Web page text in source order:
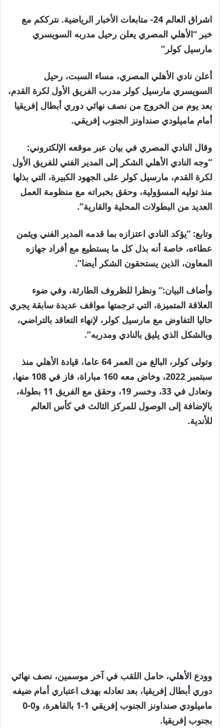
اشراق العالم 24- متابعات الأخبار الرياضية. نترككم مع
خبر “الأهلي المصري يعلن رحيل مدربه السويسري
مارسيل كولر”
أعلن نادي الأهلي المصري، مساء السبت، رحيل
السويسري مارسيل كولر مدرب الفريق الأول لكرة القدم،
بعد يوم من الخروج من نصف نهائي دوري أبطال إفريقيا
أمام ماميلودي صنداونز الجنوب إفريقي.
وقال النادي المصري في بيان عبر موقعه الإلكتروني:
“وجه النادي الأهلي الشكر إلى المدير الفني للفريق الأول
لكرة القدم، مارسيل كولر على الجهود الكبيرة، التي بذلها
منذ توليه المسؤولية، وحقق بخبراته مع منظومة العمل
العديد من البطولات المحلية والقارية”.
وتابع: “يؤكد النادي اعتزازه بما قدمه المدير الفني ويثمن
عطاءه، خاصة أنه بذل كل ما يستطيع مع أفراد جهازه
المعاون، الذين يستحقون الشكر أيضا”.
وأضاف البيان:” ونظرا للظروف الطارئة، وفي ضوء
العلاقة المتميزة، التي ترجمتها مواقف عديدة سابقة يجري
حاليا التفاوض مع مارسيل كولر، لإنهاء التعاقد بالتراضي،
وبالشكل الذي يليق بالنادي ومدربه”.
وتولى كولر، البالغ من العمر 64 عاما، قيادة الأهلي منذ
سبتمبر 2022، وخاض معه 160 مباراة، فاز في 108 منها،
وتعادل في 33، وخسر 19، وحقق مع الفريق 11 بطولة،
بالإضافة إلى الوصول للمركز الثالث في كأس العالم
للأندية.
وودع الأهلي، حامل اللقب في آخر موسمين، نصف نهائي
دوري أبطال إفريقيا، بعد تعادله بهدف اعتباري أمام ضيفه
ماميلودي صنداونز الجنوب إفريقي 1-1 بالقاهرة، و0-0
بجنوب إفريقيا.